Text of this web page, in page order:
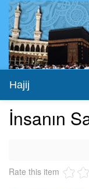
Hajij
İnsanın
Rate this item